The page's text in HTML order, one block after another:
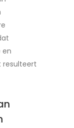
en
resulteert